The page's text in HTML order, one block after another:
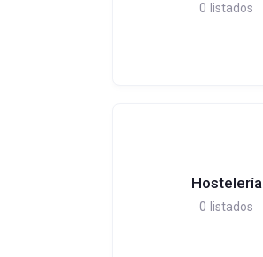
0 listados
Hostelería
0 listados